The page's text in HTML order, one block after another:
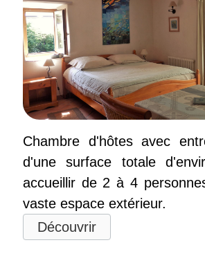
Chambre d'hôtes avec
d'une surface totale
accueillir de 2 à 4
vaste espace extérieur.
Découvrir